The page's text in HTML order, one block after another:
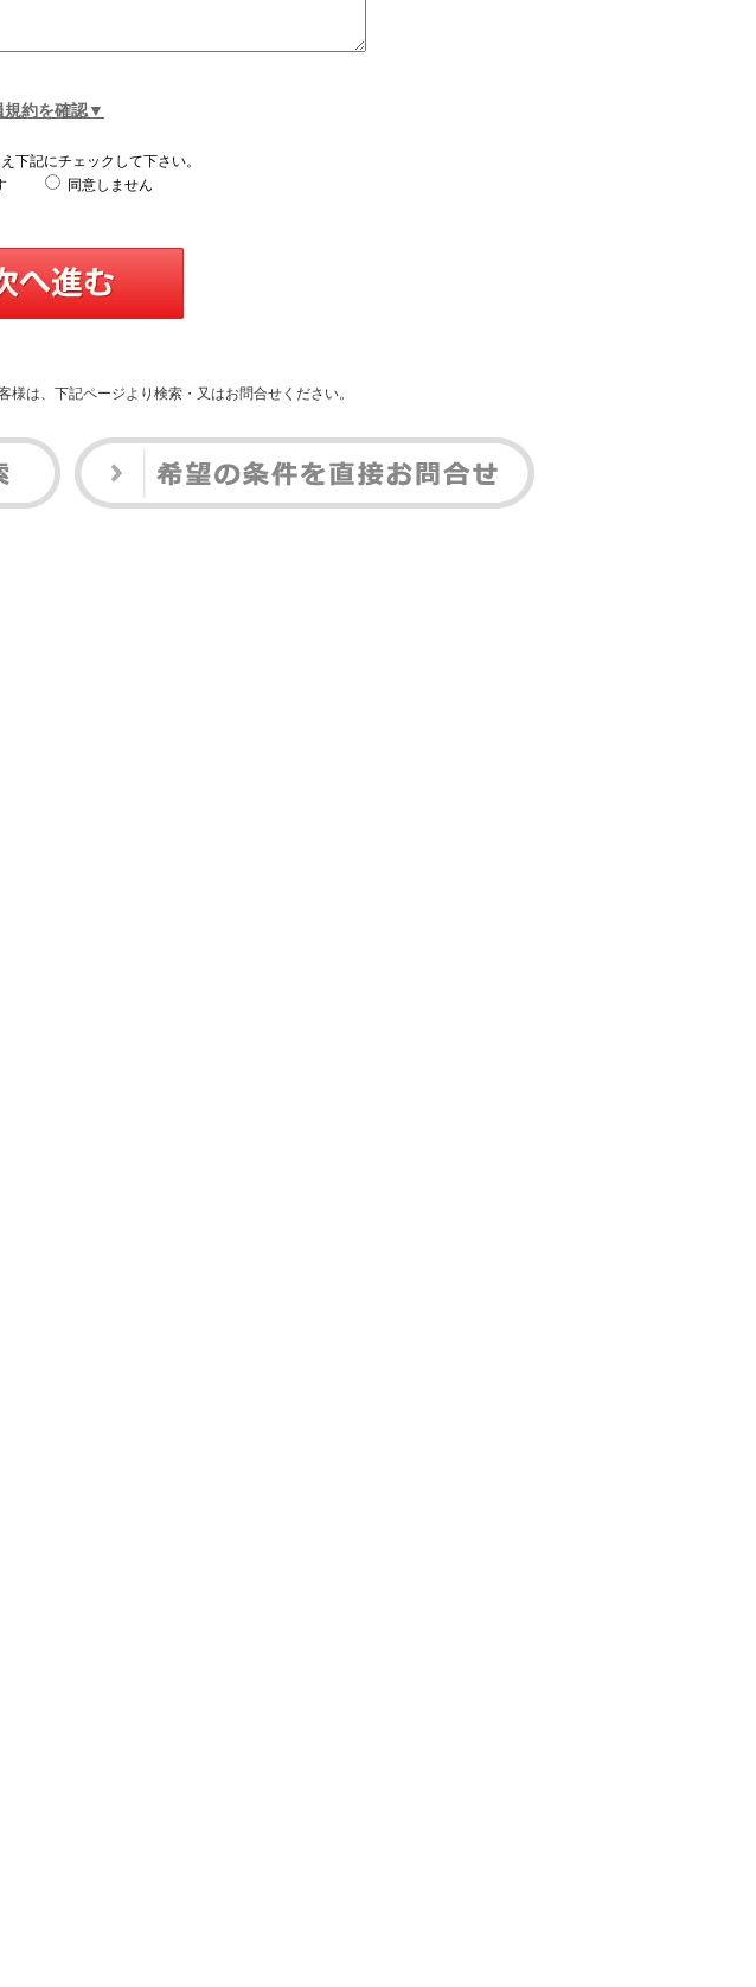
約を確認▼
下記にチェックして下さい。
同意しません
様は、下記ページより検索・又はお問合せください。